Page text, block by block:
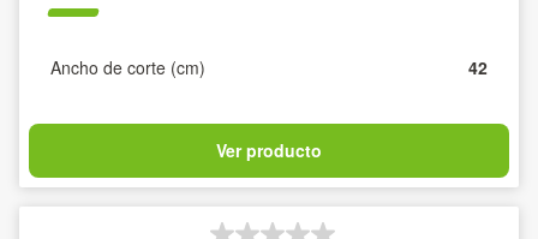
Ancho de corte (cm) 42
Ver producto